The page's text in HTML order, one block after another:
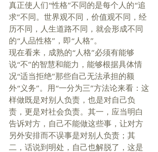
真正使人们“性格”不同的是每个人的“追
求”不同。世界观不同，价值观不同，经
历不同，人生道路不同，就会形成不同
的“人品性格”，即“人格”。
现在看来，成熟的“人格”必须有能够
说“不”的智慧和能力，能够根据具体情
况“适当拒绝”那些自己无法承担的额
外“义务”。用“一分为三”方法论来看：这
样做既是对别人负责，也是对自己负
责，更是对社会负责。其一，应当明白
告诉对方，自己不能做这些事，让对方
另外安排而不误事是对别人负责；其
二，话说到明处，自己也解脱了，这是